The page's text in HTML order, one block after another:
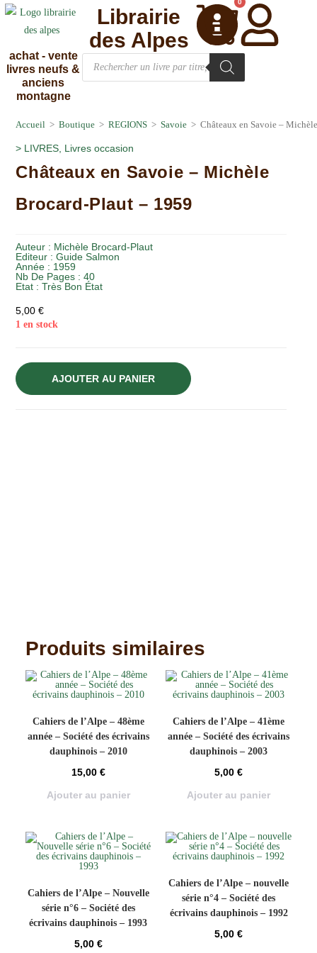
achat - vente
livres neufs &
anciens
montagne
0
Librairie
des Alpes
Accueil > Boutique > REGIONS > Savoie > Châteaux en Savoie –
> LIVRES, Livres occasion
Châteaux en Savoie – Michèle
Brocard-Plaut – 1959
Auteur : Michèle Brocard-Plaut
Editeur :Guide Salmon
Année : 1959
Nb De Pages : 40
Etat :Très Bon État
5,00€
1 en stock
AJOUTER AU PANIER
Produits similaires
Cahiers de l’Alpe – 48ème
année – Société des écrivains
dauphinois – 2010
15,00 €
Ajouter au panier
Cahiers de l’Alpe – 41ème
année – Société des écrivains
dauphinois – 2003
5,00€
Ajouter au panier
Cahiers de l’Alpe – Nouvelle
série n°6 – Société des
écrivains dauphinois – 1993
5,00 €
Cahiers de l’Alpe – nouvelle
série n°4 – Société des
écrivains dauphinois – 1992
5,00€